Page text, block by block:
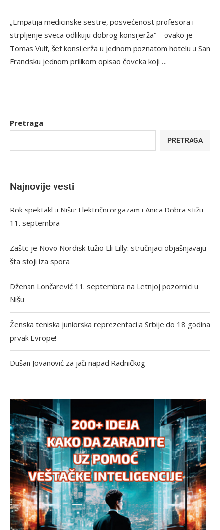
„Empatija medicinske sestre, posvećenost profesora i
strpljenje sveca odlikuju dobrog konsijerža“ – ovako je
Tomas Vulf, šef konsijerža u jednom poznatom hotelu u San
Francisku jednom prilikom opisao čoveka koji …
Pretraga
PRETRAGA
Najnovije vesti
Rok spektakl u Nišu: Električni orgazam i Anica Dobra stižu
11. septembra
Zašto je Novo Nordisk tužio Eli Lilly: stručnjaci objašnjavaju
šta stoji iza spora
Dženan Lončarević 11. septembra na Letnjoj pozornici u
Nišu
Ženska teniska juniorska reprezentacija Srbije do 18 godina
prvak Evrope!
Dušan Jovanović za jači napad Radničkog